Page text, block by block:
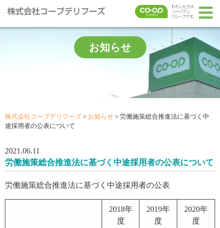
お知らせ
株式会社コープデリフーズ > お知らせ > 労働施策総合推進法に基づく中
途採用者の公表について
2021.06.11
労働施策総合推進法に基づく中途採用者の公表について
労働施策総合推進法に基づく中途採用者の公表
2018年
度
2019年
度
2020年
度